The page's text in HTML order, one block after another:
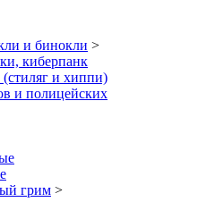
и бинокли >
киберпанк
и хиппи)
и полицейских
грим >